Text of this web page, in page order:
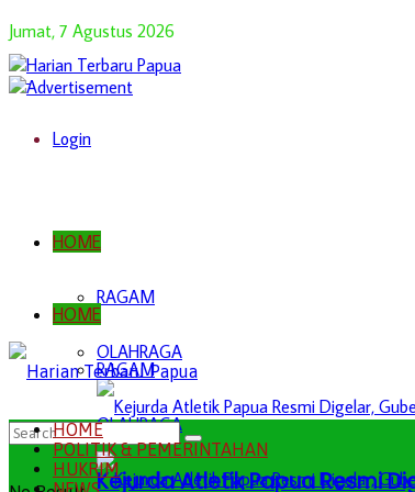
Jumat, 7 Agustus 2026
Login
HOME
RAGAM
OLAHRAGA
Kejurda Atletik Papua Resmi
HOME
RAGAM
OLAHRAGA
HOME
POLITIK & PEMERINTAHAN
HUKRIM